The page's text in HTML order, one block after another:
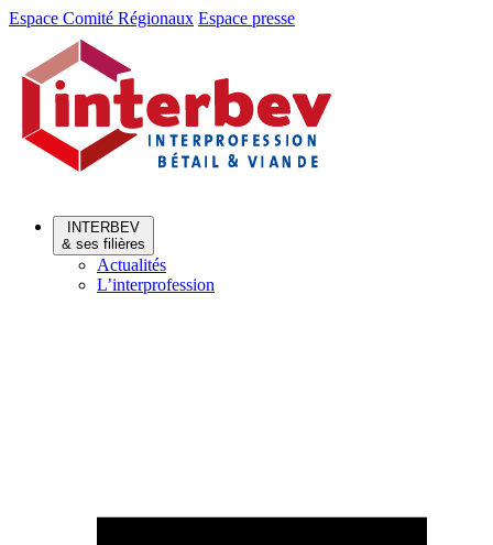
Aller
Aller
contenu
Espace Comité Régionaux Espace presse
INTERBEV
& ses filières
Actualités
L’interprofession